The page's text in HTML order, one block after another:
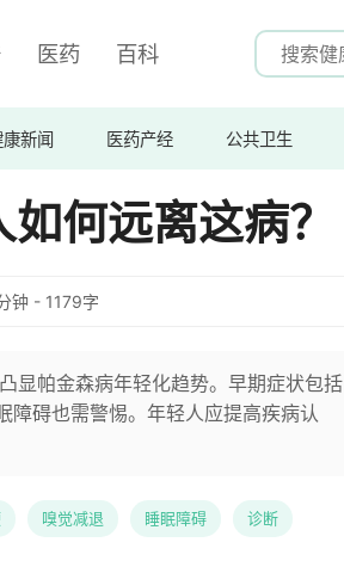
医药 百科
新闻 医药产经 公共卫生
何远离这病？
钟 - 1179字
显帕金森病年轻化趋势。早期症状包括
障碍也需警惕。年轻人应提高疾病认
嗅觉减退 睡眠障碍 诊断